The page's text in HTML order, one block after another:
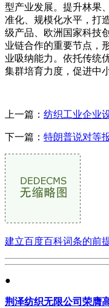
型产业发展。提升林果
准化、规模化水平，打
级产品、欧洲国家科技
业链合作的重要节点，
业吸纳能力。依托传统
集群培育力度，促进中
上一篇： 纺织工业企业
下一篇： 特朗普说对等
建立百度百科词条的前
●
荆泽纺织无限公司荣膺